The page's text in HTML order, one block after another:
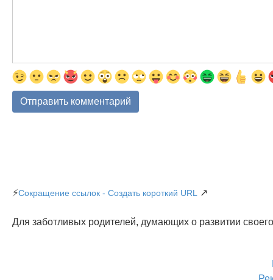
⚡Сокращение ссылок - Создать короткий URL ↗
Для заботливых родителей, думающих о развитии